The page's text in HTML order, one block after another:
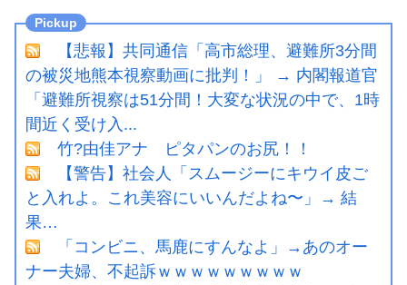
【悲報】共同通信「高市総理、避難所3分間
の被災地熊本視察動画に批判！」 → 内閣報道官
「避難所視察は51分間！大変な状況の中で、1時
間近く受け入...
竹?由佳アナ ピタパンのお尻！！
【警告】社会人「スムージーにキウイ皮ご
と入れよ。これ美容にいいんだよね〜」→ 結
果…
「コンビニ、馬鹿にすんなよ」→あのオー
ナー夫婦、不起訴ｗｗｗｗｗｗｗｗｗ